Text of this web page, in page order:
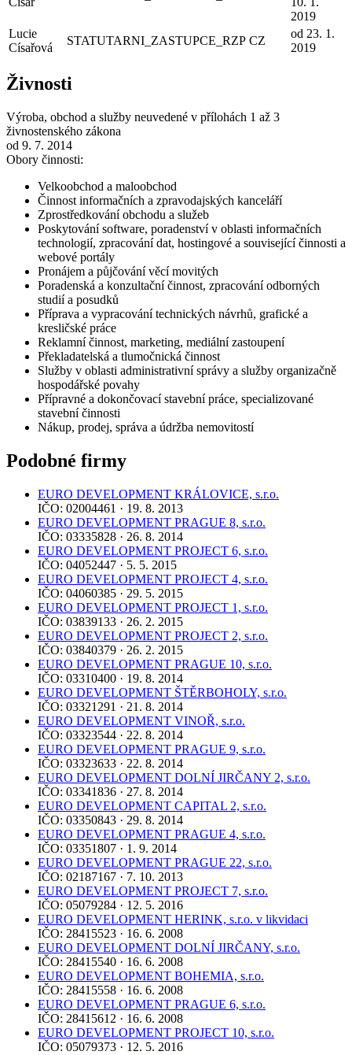
2019
Lucie
Císařová
STATUTARNI_ZASTUPCE_RZP CZ
od 23. 1.
2019
Živnosti
Výroba, obchod a služby neuvedené v přílohách 1 až 3
živnostenského zákona
od 9. 7. 2014
Obory činnosti:
Velkoobchod a maloobchod
Činnost informačních a zpravodajských kanceláří
Zprostředkování obchodu a služeb
Poskytování software, poradenství v oblasti informačních
technologií, zpracování dat, hostingové a související činnosti a
webové portály
Pronájem a půjčování věcí movitých
Poradenská a konzultační činnost, zpracování odborných
studií a posudků
Příprava a vypracování technických návrhů, grafické a
kresličské práce
Reklamní činnost, marketing, mediální zastoupení
Překladatelská a tlumočnická činnost
Služby v oblasti administrativní správy a služby organizačně
hospodářské povahy
Přípravné a dokončovací stavební práce, specializované
stavební činnosti
Nákup, prodej, správa a údržba nemovitostí
Podobné firmy
EURO DEVELOPMENT KRÁLOVICE, s.r.o.
IČO: 02004461 · 19. 8. 2013
EURO DEVELOPMENT PRAGUE 8, s.r.o.
IČO: 03335828 · 26. 8. 2014
EURO DEVELOPMENT PROJECT 6, s.r.o.
IČO: 04052447 · 5. 5. 2015
EURO DEVELOPMENT PROJECT 4, s.r.o.
IČO: 04060385 · 29. 5. 2015
EURO DEVELOPMENT PROJECT 1, s.r.o.
IČO: 03839133 · 26. 2. 2015
EURO DEVELOPMENT PROJECT 2, s.r.o.
IČO: 03840379 · 26. 2. 2015
EURO DEVELOPMENT PRAGUE 10, s.r.o.
IČO: 03310400 · 19. 8. 2014
EURO DEVELOPMENT ŠTĚRBOHOLY, s.r.o.
IČO: 03321291 · 21. 8. 2014
EURO DEVELOPMENT VINOŘ, s.r.o.
IČO: 03323544 · 22. 8. 2014
EURO DEVELOPMENT PRAGUE 9, s.r.o.
IČO: 03323633 · 22. 8. 2014
EURO DEVELOPMENT DOLNÍ JIRČANY 2, s.r.o.
IČO: 03341836 · 27. 8. 2014
EURO DEVELOPMENT CAPITAL 2, s.r.o.
IČO: 03350843 · 29. 8. 2014
EURO DEVELOPMENT PRAGUE 4, s.r.o.
IČO: 03351807 · 1. 9. 2014
EURO DEVELOPMENT PRAGUE 22, s.r.o.
IČO: 02187167 · 7. 10. 2013
EURO DEVELOPMENT PROJECT 7, s.r.o.
IČO: 05079284 · 12. 5. 2016
EURO DEVELOPMENT HERINK, s.r.o. v likvidaci
IČO: 28415523 · 16. 6. 2008
EURO DEVELOPMENT DOLNÍ JIRČANY, s.r.o.
IČO: 28415540 · 16. 6. 2008
EURO DEVELOPMENT BOHEMIA, s.r.o.
IČO: 28415558 · 16. 6. 2008
EURO DEVELOPMENT PRAGUE 6, s.r.o.
IČO: 28415612 · 16. 6. 2008
EURO DEVELOPMENT PROJECT 10, s.r.o.
IČO: 05079373 · 12. 5. 2016